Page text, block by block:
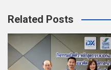
Related Posts